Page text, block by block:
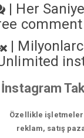
| Her Saniye
|
İnstagram
Özellikle
reklam, satış